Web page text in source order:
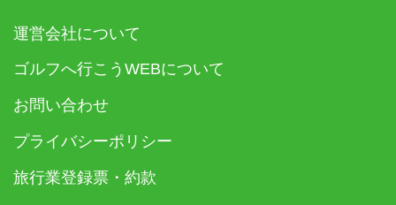
運営会社について
ゴルフへ行こうWEBについて
お問い合わせ
プライバシーポリシー
旅行業登録票・約款